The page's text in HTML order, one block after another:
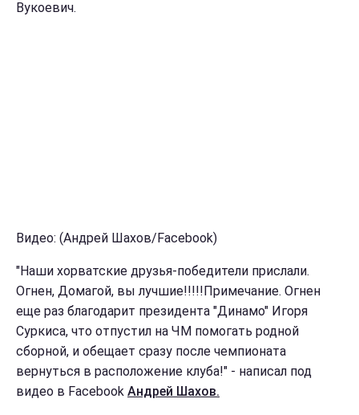
Вукоевич.
Видео: (Андрей Шахов/Facebook)
"Наши хорватские друзья-победители прислали.
Огнен, Домагой, вы лучшие!!!!!Примечание. Огнен
еще раз благодарит президента "Динамо" Игоря
Суркиса, что отпустил на ЧМ помогать родной
сборной, и обещает сразу после чемпионата
вернуться в расположение клуба!" - написал под
видео в Facebook Андрей Шахов.